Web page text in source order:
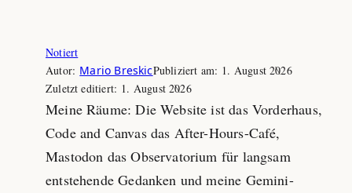
springen
Notiert
Autor: Mario BreskicPubliziert am: 1. August 2026
Zuletzt editiert: 1. August 2026
Meine Räume: Die Website ist das Vorderhaus,
Code and Canvas das After-Hours-Café,
Mastodon das Observatorium für langsam
entstehende Gedanken und meine Gemini-